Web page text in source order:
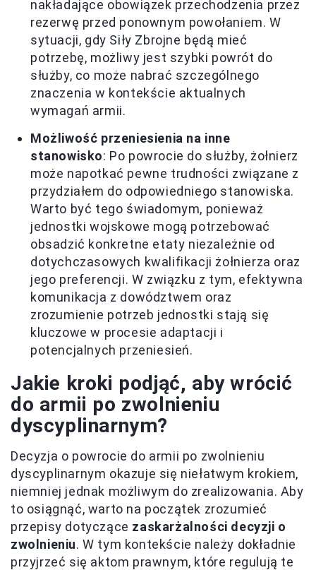
nakładające obowiązek przechodzenia przez
rezerwę przed ponownym powołaniem. W
sytuacji, gdy Siły Zbrojne będą mieć
potrzebę, możliwy jest szybki powrót do
służby, co może nabrać szczególnego
znaczenia w kontekście aktualnych
wymagań armii.
Możliwość przeniesienia na inne
stanowisko: Po powrocie do służby, żołnierz
może napotkać pewne trudności związane z
przydziałem do odpowiedniego stanowiska.
Warto być tego świadomym, ponieważ
jednostki wojskowe mogą potrzebować
obsadzić konkretne etaty niezależnie od
dotychczasowych kwalifikacji żołnierza oraz
jego preferencji. W związku z tym, efektywna
komunikacja z dowództwem oraz
zrozumienie potrzeb jednostki stają się
kluczowe w procesie adaptacji i
potencjalnych przeniesień.
Jakie kroki podjąć, aby wrócić
do armii po zwolnieniu
dyscyplinarnym?
Decyzja o powrocie do armii po zwolnieniu
dyscyplinarnym okazuje się niełatwym krokiem,
niemniej jednak możliwym do zrealizowania. Aby
to osiągnąć, warto na początek zrozumieć
przepisy dotyczące zaskarżalności decyzji o
zwolnieniu. W tym kontekście należy dokładnie
przyjrzeć się aktom prawnym, które regulują te